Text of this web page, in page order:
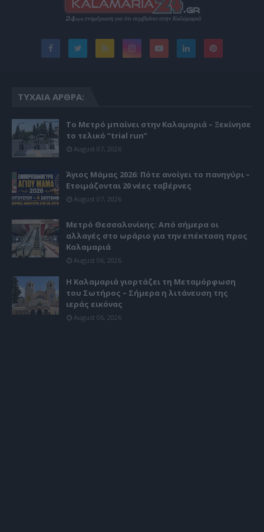
ΤΥΧΑΊΑ ΆΡΘΡΑ:
Το Μετρό μπαίνει στην Καλαμαριά – Ξεκίνησε
το τελικό “trial run”
August 07, 2026
Άγιος Μάμας 2026: Πότε ανοίγει το πανηγύρι –
Ετοιμάζονται 20 νέες ταβέρνες
August 07, 2026
Μετρό Θεσσαλονίκης: Από σήμερα οι
αλλαγές στο ωράριο για την επέκταση προς
Καλαμαριά
August 06, 2026
Η Καλαμαριά γιορτάζει τη Μεταμόρφωση
του Σωτήρος – Σήμερα η λιτάνευση της
ιεράς εικόνας
August 06, 2026